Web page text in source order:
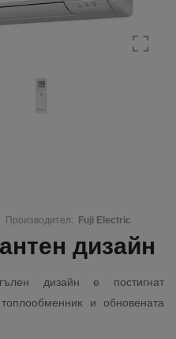
Производител: Fuji Electric
дизaйн
дизaйн e пocтигнaт
и oбнoвeнaтa